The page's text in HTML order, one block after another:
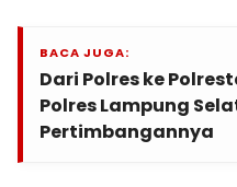
BACA JUGA:
Dari Polres ke
Polres Lampung
Pertimbangannya